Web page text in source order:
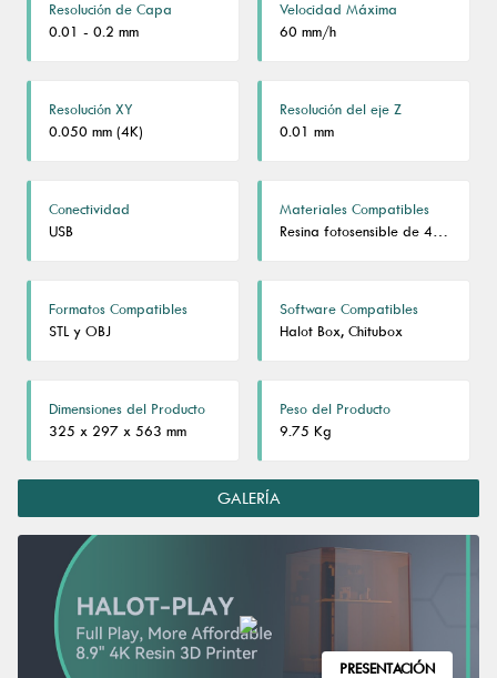
Resolución de Capa
0.01 - 0.2 mm
Velocidad Máxima
60 mm/h
Resolución XY
0.050 mm (4K)
Resolución del eje Z
0.01 mm
Conectividad
USB
Materiales Compatibles
Resina fotosensible de 405nm
Formatos Compatibles
STL y OBJ
Software Compatibles
Halot Box, Chitubox
Dimensiones del Producto
325 x 297 x 563 mm
Peso del Producto
9.75 Kg
GALERÍA
PRESENTACIÓN